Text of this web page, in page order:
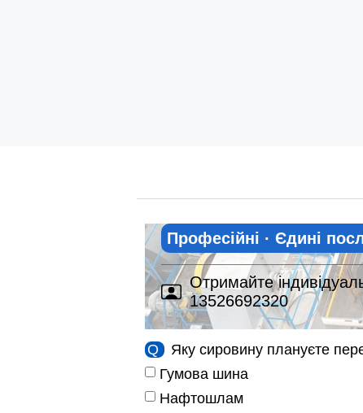
Професійні · Єдині
Отримайте
13526692320
Q Яку сировину плануєте
Гумова шина
Нафтошлам